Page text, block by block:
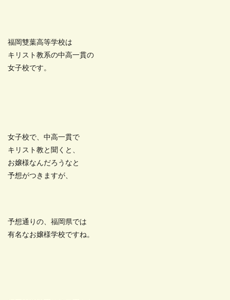
福岡雙葉高等学校は
キリスト教系の中高一貫の
女子校です。
女子校で、中高一貫で
キリスト教と聞くと、
お嬢様なんだろうなと
予想がつきますが、
予想通りの、福岡県では
有名なお嬢様学校ですね。